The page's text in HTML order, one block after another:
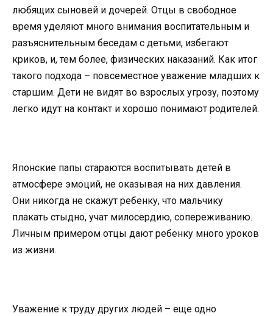
любящих сыновей и дочерей. Отцы в свободное
время уделяют много внимания воспитательным и
разъяснительным беседам с детьми, избегают
криков, и, тем более, физических наказаний. Как итог
такого подхода – повсеместное уважение младших к
старшим. Дети не видят во взрослых угрозу, поэтому
легко идут на контакт и хорошо понимают родителей.
Японские папы стараются воспитывать детей в
атмосфере эмоций, не оказывая на них давления.
Они никогда не скажут ребенку, что мальчику
плакать стыдно, учат милосердию, сопереживанию.
Личным примером отцы дают ребенку много уроков
из жизни.
Уважение к труду других людей – еще одно